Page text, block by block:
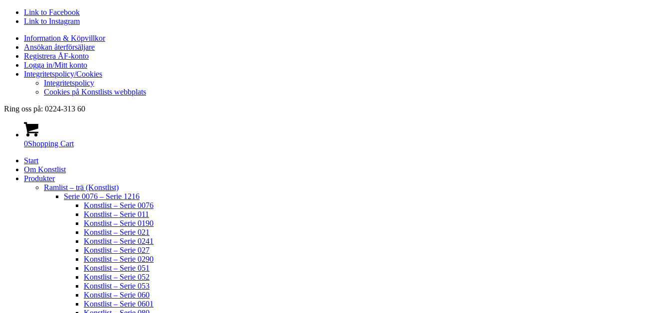
Link to Facebook
Link to Instagram
Information & Köpvillkor
Ansökan återförsäljare
Registrera ÅF-konto
Logga in/Mitt konto
Integritetspolicy/Cookies
Integritetspolicy
Cookies på Konstlists webbplats
Ring oss på: 0224-313 60
0Shopping Cart
Start
Om Konstlist
Produkter
Ramlist – trä (Konstlist)
Serie 0076 – Serie 1216
Konstlist – Serie 0076
Konstlist – Serie 011
Konstlist – Serie 0190
Konstlist – Serie 021
Konstlist – Serie 0241
Konstlist – Serie 027
Konstlist – Serie 0290
Konstlist – Serie 051
Konstlist – Serie 052
Konstlist – Serie 053
Konstlist – Serie 060
Konstlist – Serie 0601